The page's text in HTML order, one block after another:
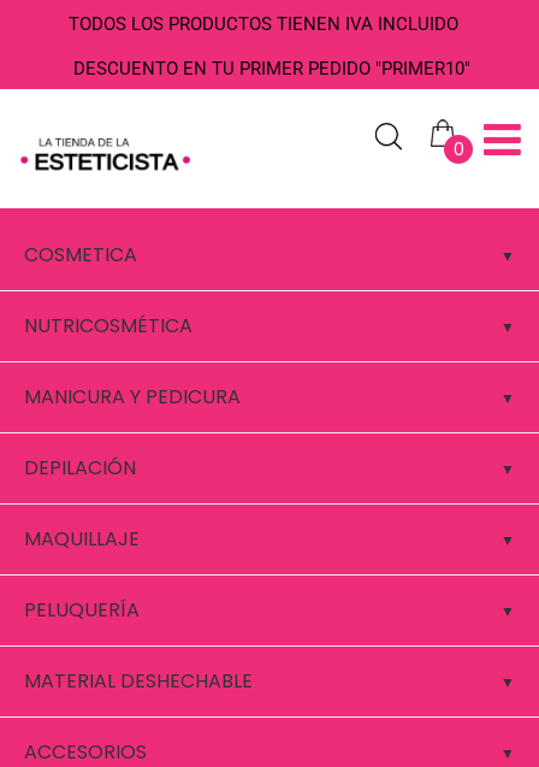
TODOS LOS PRODUCTOS TIENEN IVA INCLUIDO
DESCUENTO EN TU PRIMER PEDIDO "PRIMER10"
0
COSMETICA
NUTRICOSMÉTICA
MANICURA Y PEDICURA
DEPILACIÓN
MAQUILLAJE
PELUQUERÍA
MATERIAL DESHECHABLE
ACCESORIOS